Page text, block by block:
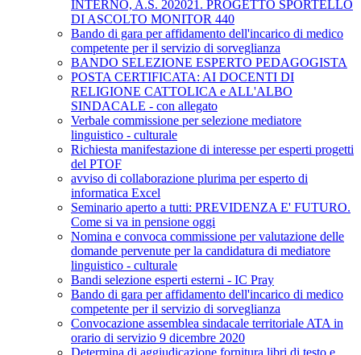
INTERNO, A.S. 202021. PROGETTO SPORTELLO
DI ASCOLTO MONITOR 440
Bando di gara per affidamento dell'incarico di medico
competente per il servizio di sorveglianza
BANDO SELEZIONE ESPERTO PEDAGOGISTA
POSTA CERTIFICATA: AI DOCENTI DI
RELIGIONE CATTOLICA e ALL'ALBO
SINDACALE - con allegato
Verbale commissione per selezione mediatore
linguistico - culturale
Richiesta manifestazione di interesse per esperti progetti
del PTOF
avviso di collaborazione plurima per esperto di
informatica Excel
Seminario aperto a tutti: PREVIDENZA E' FUTURO.
Come si va in pensione oggi
Nomina e convoca commissione per valutazione delle
domande pervenute per la candidatura di mediatore
linguistico - culturale
Bandi selezione esperti esterni - IC Pray
Bando di gara per affidamento dell'incarico di medico
competente per il servizio di sorveglianza
Convocazione assemblea sindacale territoriale ATA in
orario di servizio 9 dicembre 2020